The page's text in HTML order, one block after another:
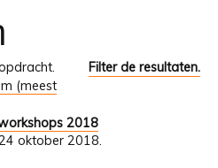
Filter de resultaten.
(meest
2018
oktober 2018.